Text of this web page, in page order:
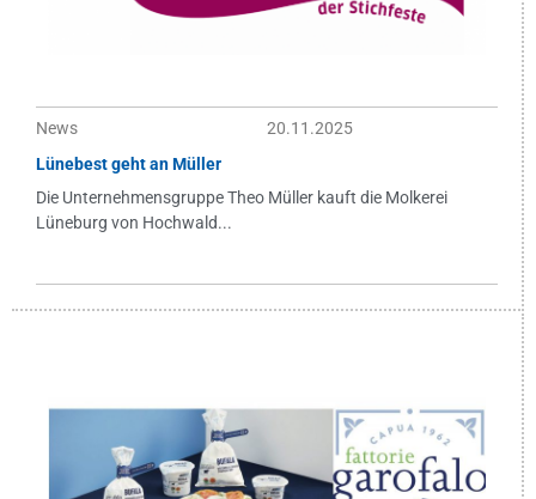
News
20.11.2025
Lünebest geht an Müller
Die Unternehmensgruppe Theo Müller kauft die Molkerei
Lüneburg von Hochwald...